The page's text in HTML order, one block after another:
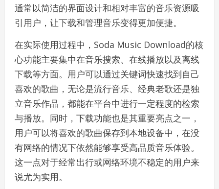
通常以简洁的界面设计和相对丰富的音乐资源吸
引用户，让下载和管理音乐变得更加便捷。
在实际使用过程中，Soda Music Download的核
心功能主要集中在音乐搜索、在线播放以及离线
下载等方面。用户可以通过关键词快速找到自己
喜欢的歌曲，无论是流行音乐、经典老歌还是独
立音乐作品，都能在平台中进行一定程度的检索
与播放。同时，下载功能也是其重要亮点之一，
用户可以将喜欢的歌曲保存到本地设备中，在没
有网络的情况下依然能够享受高品质音乐体验。
这一点对于经常出行或网络环境不稳定的用户来
说尤为实用。